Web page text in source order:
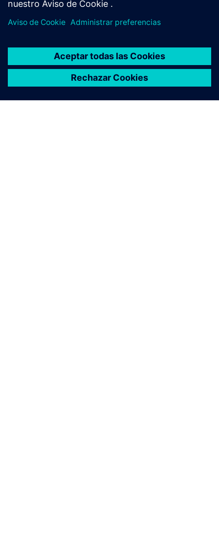
STRUCTURAL ANALYSIS FOR AEC
Structural design software for deep and shallow
foundation analysis and design, supporting civil,
structural and geotechnical engineers.